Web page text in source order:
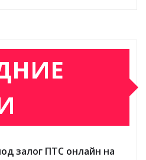
залог ПТС онлайн на